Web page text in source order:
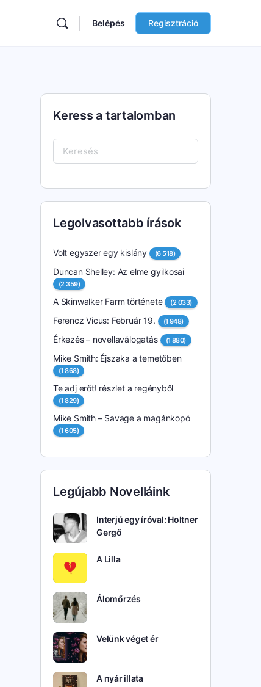
Belépés Regisztráció
Keress a tartalomban
Keresés:
Legolvasottabb írások
Volt egyszer egy kislány (6 518)
Duncan Shelley: Az elme gyilkosai
(2 359)
A Skinwalker Farm története (2 033)
Ferencz Vicus: Február 19. (1 948)
Érkezés – novellaválogatás (1 880)
Mike Smith: Éjszaka a temetőben
(1 868)
Te adj erőt! részlet a regényből
(1 829)
Mike Smith – Savage a magánkopó
(1 605)
Legújabb Novelláink
Interjú egy íróval: Holtner
Gergő
A Lilla
Álomőrzés
Velünk véget ér
A nyár illata